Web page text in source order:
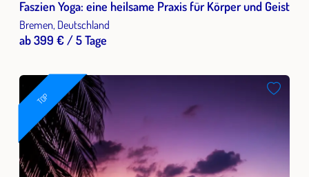
Faszien Yoga: eine heilsame Praxis für Körper und Geist
Bremen, Deutschland
ab 399 € / 5 Tage
TOP